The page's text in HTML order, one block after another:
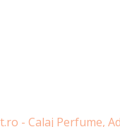
- Calaj Perfume,